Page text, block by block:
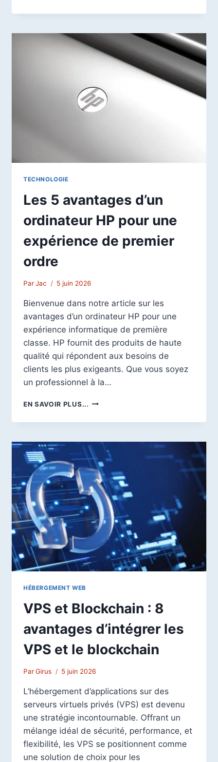
SUR
RÉSEAUX
DE
DIFFUSION
(CDN)
:
OPTIMISATION
TECHNOLOGIE
Les 5 avantages d’un
ordinateur HP pour une
expérience de premier
ordre
ParJac 5 juin 2026
Bienvenue dans notre article sur les
avantages d’un ordinateur HP pour une
expérience informatique de première
classe. HP fournit des produits de haute
qualité qui répondent aux besoins de
clients les plus exigeants. Que vous soyez
un professionnel à la…
EN SAVOIR PLUS... LES
AVANTAGES
ORDINATEUR
HP
POUR
UNE
EXPÉRIENCE
DE
PREMIER
ORDRE
HÉBERGEMENT WEB
VPS et Blockchain : 8
avantages d’intégrer les
VPS et le blockchain
ParGirus 5 juin 2026
L’hébergement d’applications sur des
serveurs virtuels privés (VPS) est devenu
une stratégie incontournable. Offrant un
mélange idéal de sécurité, performance, et
flexibilité, les VPS se positionnent comme
une solution de choix pour les